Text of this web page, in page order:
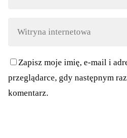
Zapisz moje imię, e-mail i
przeglądarce, gdy następnym
komentarz.